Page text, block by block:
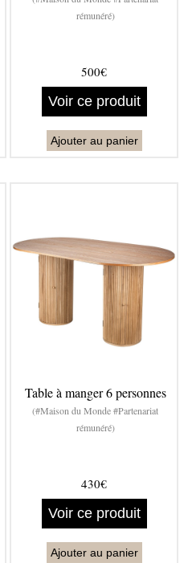
rémunéré)
500€
Voir ce produit
Ajouter au panier
Table à manger 6 personnes
(#Maison du Monde #Partenariat
rémunéré)
430€
Voir ce produit
Ajouter au panier